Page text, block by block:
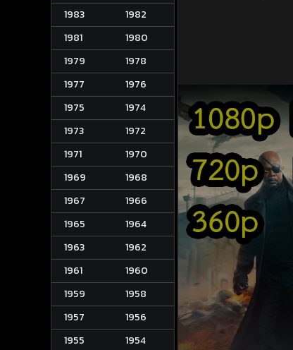
1983
1982
1981
1980
1979
1978
1977
1976
1975
1974
1973
1972
1971
1970
1969
1968
1967
1966
1965
1964
1963
1962
1961
1960
1959
1958
1957
1956
1955
1954